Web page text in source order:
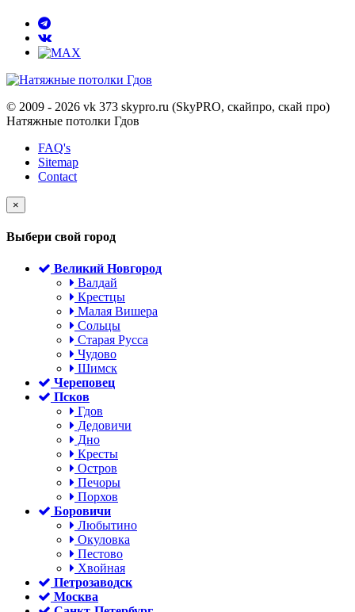
© 2009 - 2026 vk 373 skypro.ru (SkyPRO, скайпро, скай про)
Натяжные потолки Гдов
FAQ's
Sitemap
Contact
×
Выбери свой город
Великий Новгород
Валдай
Крестцы
Малая Вишера
Сольцы
Старая Русса
Чудово
Шимск
Череповец
Псков
Гдов
Дедовичи
Дно
Кресты
Остров
Печоры
Порхов
Боровичи
Любытино
Окуловка
Пестово
Хвойная
Петрозаводск
Москва